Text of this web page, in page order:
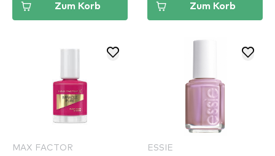
Zum Korb Zum Korb
MAX FACTOR ESSIE